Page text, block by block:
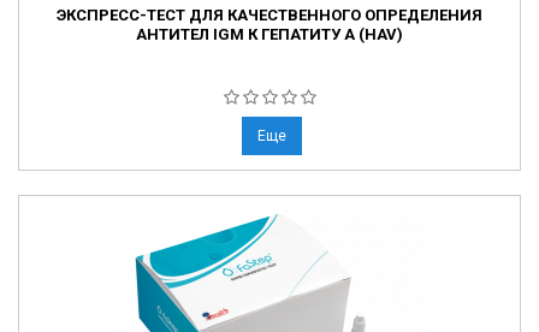
ЭКСПРЕСС-ТЕСТ ДЛЯ КАЧЕСТВЕННОГО ОПРЕДЕЛЕНИЯ
АНТИТЕЛ IGM К ГЕПАТИТУ А (HAV)
Еще